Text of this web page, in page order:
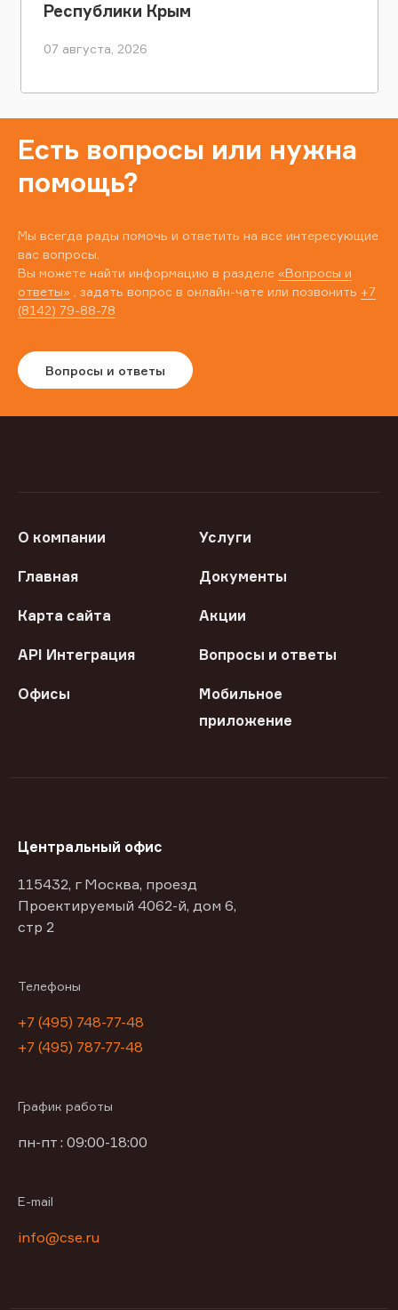
Республики Крым
07 августа, 2026
Есть вопросы или нужна
помощь?
Мы всегда рады помочь и ответить на все интересующие
вас вопросы.
Вы можете найти информацию в разделе «Вопросы и
ответы» , задать вопрос в онлайн-чате или позвонить +7
(8142) 79-88-78
Вопросы и ответы
О компании Услуги
Главная Документы
Карта сайта Акции
API Интеграция Вопросы и ответы
Офисы
Мобильное
приложение
Центральный офис
115432, г Москва, проезд
Проектируемый 4062-й, дом 6,
стр 2
Телефоны
+7 (495) 748-77-48
+7 (495) 787-77-48
График работы
пн-пт : 09:00-18:00
E-mail
info@cse.ru